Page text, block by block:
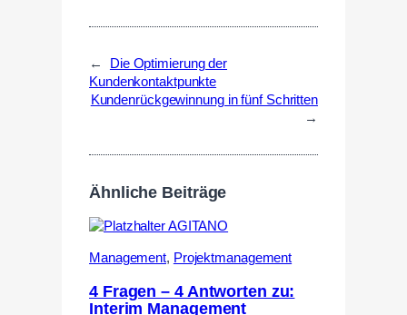
←
Die Optimierung der
Kundenkontaktpunkte
Kundenrückgewinnung in fünf Schritten
→
Ähnliche Beiträge
Management, Projektmanagement
4 Fragen – 4 Antworten zu:
Interim Management